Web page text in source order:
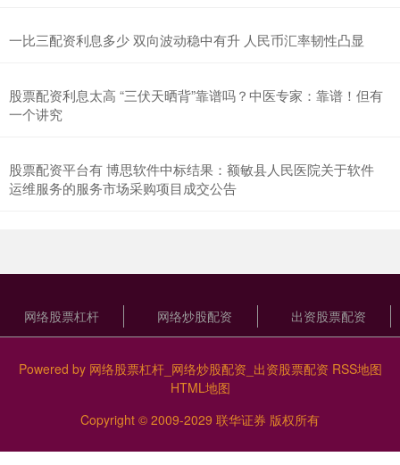
一比三配资利息多少 双向波动稳中有升 人民币汇率韧性凸显
股票配资利息太高 “三伏天晒背”靠谱吗？中医专家：靠谱！但有
一个讲究
股票配资平台有 博思软件中标结果：额敏县人民医院关于软件
运维服务的服务市场采购项目成交公告
网络股票杠杆 网络炒股配资 出资股票配资
Powered by 网络股票杠杆_网络炒股配资_出资股票配资 RSS地图
HTML地图
Copyright © 2009-2029 联华证券 版权所有